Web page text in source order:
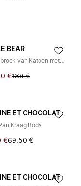
BEAR
Dungabroek van Katoen met Strepen en Rever
€139 €
ET CHOCOLAT
Kraag Body
€69,50 €
ET CHOCOLAT